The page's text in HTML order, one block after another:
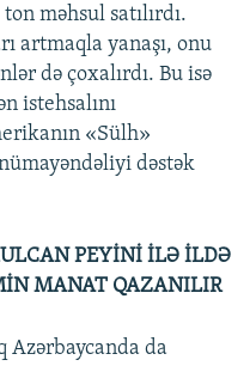
məhsul satılırdı.
artmaqla yanaşı, onu
də çoxalırdı. Bu isə
istehsalını
«Sülh»
dəstək
PEYİNİ İLƏ İLDƏ
MANAT QAZANILIR
Azərbaycanda da